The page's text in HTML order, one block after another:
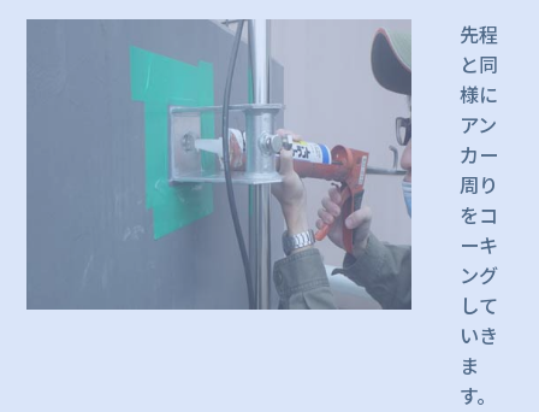
先程
と同
様に
アン
カー
周り
をコ
ーキ
ング
して
いき
ま
す。